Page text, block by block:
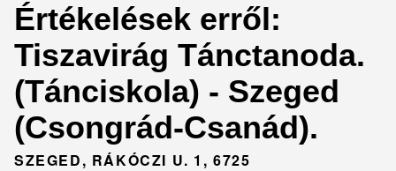
Értékelések erről:
Tiszavirág Tánctanoda.
(Tánciskola) - Szeged
(Csongrád-Csanád).
SZEGED, RÁKÓCZI U. 1, 6725